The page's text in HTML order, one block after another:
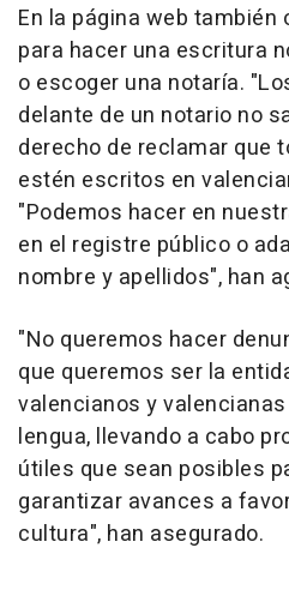
En la página web
para hacer una escritura
o escoger una notaría.
delante de un notario no
derecho de reclamar que
estén escritos en
"Podemos hacer en
en el registre público o
nombre y apellidos", han
"No queremos hacer
que queremos ser la
valencianos y
lengua, llevando a cabo
útiles que sean posibles
garantizar avances a
cultura", han asegurado.